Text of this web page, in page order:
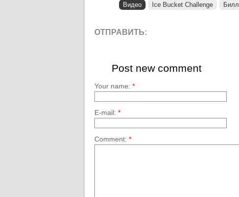
Видео Ice Bucket Challenge
ОТПРАВИТЬ:
Post new comment
Your name: *
E-mail: *
Comment: *